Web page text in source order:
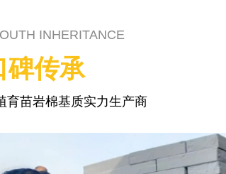
INHERITANCE
碑传承
育苗岩棉基质实力生产商